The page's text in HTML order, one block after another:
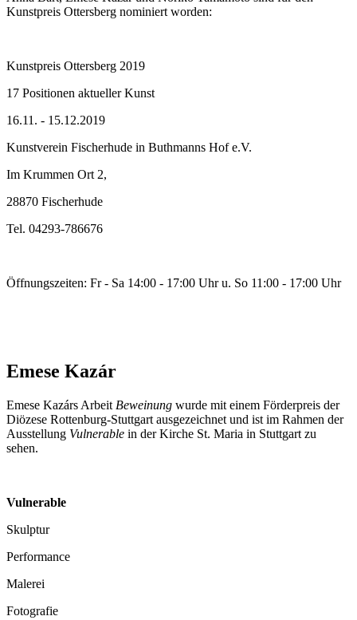
Kunstpreis Ottersberg nominiert worden:
Kunstpreis Ottersberg 2019
17 Positionen aktueller Kunst
16.11. - 15.12.2019
Kunstverein Fischerhude in Buthmanns Hof e.V.
Im Krummen Ort 2,
28870 Fischerhude
Tel. 04293-786676
Öffnungszeiten: Fr - Sa 14:00 - 17:00 Uhr u. So 11:00 - 17:00 Uhr
Emese Kazár
Emese Kazárs Arbeit Beweinung wurde mit einem Förderpreis der
Diözese Rottenburg-Stuttgart ausgezeichnet und ist im Rahmen der
Ausstellung Vulnerable in der Kirche St. Maria in Stuttgart zu
sehen.
Vulnerable
Skulptur
Performance
Malerei
Fotografie